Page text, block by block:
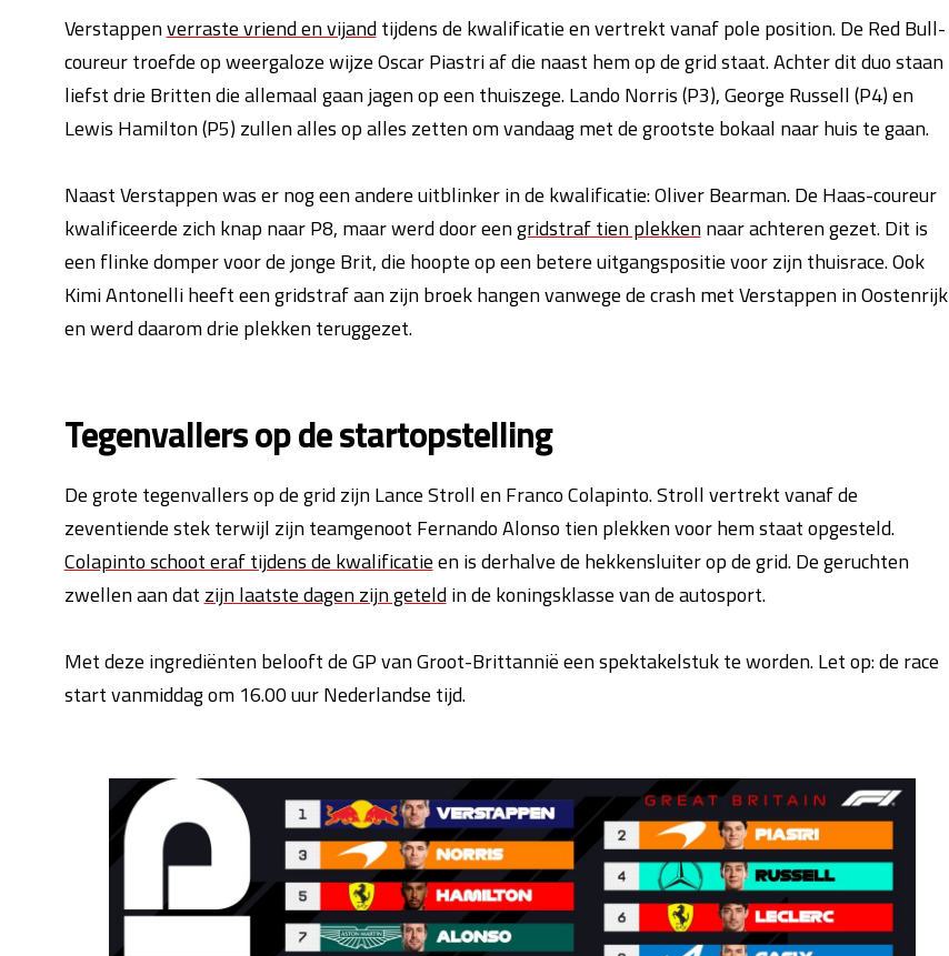
Verstappenverraste vriend en vijandtijdens de kwalificatie en vertrekt vanaf pole position. De Red Bull-
coureur troefde op weergaloze wijze Oscar Piastri af die naast hem op de grid staat. Achter dit duo staan
liefst drie Britten die allemaal gaan jagen op een thuiszege. Lando Norris (P3), George Russell (P4) en
Lewis Hamilton (P5) zullen alles op alles zetten om vandaag met de grootste bokaal naar huis te gaan.
Naast Verstappen was er nog een andere uitblinker in de kwalificatie: Oliver Bearman. De Haas-coureur
kwalificeerde zich knap naar P8, maar werd door eengridstraf tien plekkennaar achteren gezet. Dit is
een flinke domper voor de jonge Brit, die hoopte op een betere uitgangspositie voor zijn thuisrace. Ook
Kimi Antonelli heeft een gridstraf aan zijn broek hangen vanwege de crash met Verstappen in Oostenrijk
en werd daarom drie plekken teruggezet.
Tegenvallers op de startopstelling
De grote tegenvallers op de grid zijn Lance Stroll en Franco Colapinto. Stroll vertrekt vanaf de
zeventiende stek terwijl zijn teamgenoot Fernando Alonso tien plekken voor hem staat opgesteld.
Colapinto schoot eraf tijdens de kwalificatieen is derhalve de hekkensluiter op de grid. De geruchten
zwellen aan dat zijn laatste dagen zijn geteldin de koningsklasse van de autosport.
Met deze ingrediënten belooft de GP van Groot-Brittannië een spektakelstuk te worden. Let op: de race
start vanmiddag om 16.00 uur Nederlandse tijd.